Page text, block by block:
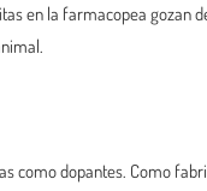
en la farmacopea gozan
como dopantes. Como